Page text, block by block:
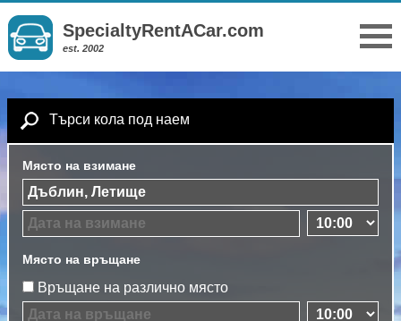
SpecialtyRentACar.com
est. 2002
Търси кола под наем
Място на взимане
Място на връщане
Връщане на различно място